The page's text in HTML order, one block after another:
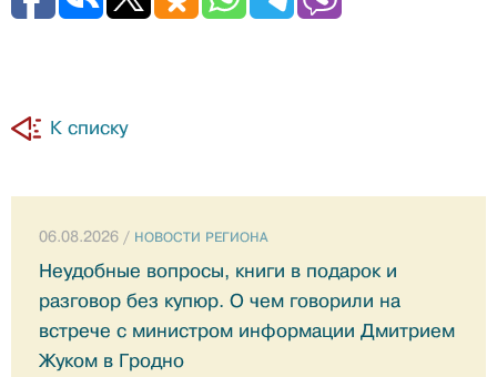
К списку
06.08.2026 / НОВОСТИ РЕГИОНА
Неудобные вопросы, книги в подарок и
разговор без купюр. О чем говорили на
встрече с министром информации Дмитрием
Жуком в Гродно